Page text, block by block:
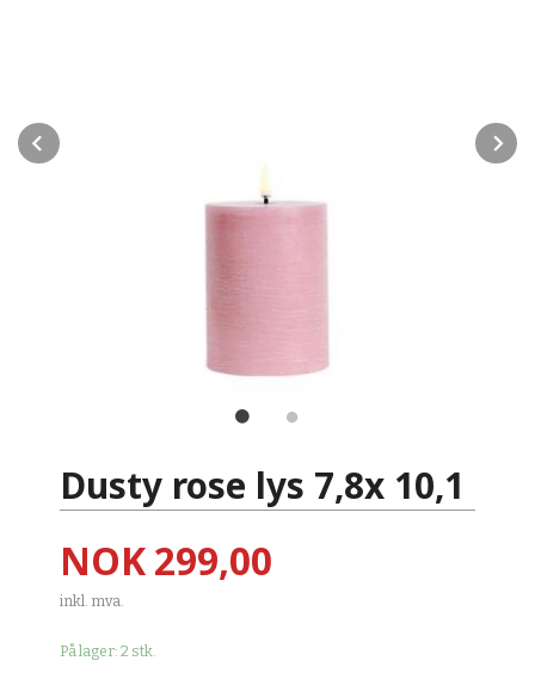
Prev
Dusty rose lys 7,8x 10,1
Pris
NOK299,00
inkl. mva.
På lager: 2 stk.